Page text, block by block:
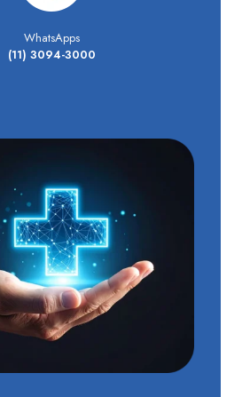
WhatsApps
(11) 3094-3000